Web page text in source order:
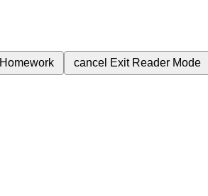
Homework cancel Exit Reader Mode